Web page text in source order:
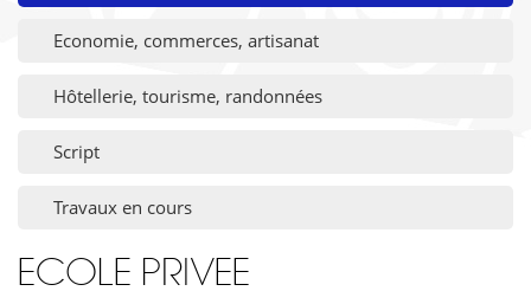
Economie, commerces, artisanat
Hôtellerie, tourisme, randonnées
Script
Travaux en cours
ECOLE PRIVEE